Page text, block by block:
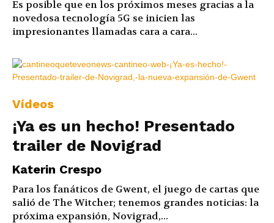
Es posible que en los próximos meses gracias a la
novedosa tecnología 5G se inicien las
impresionantes llamadas cara a cara...
Vídeos
¡Ya es un hecho! Presentado
trailer de Novigrad
Katerin Crespo
Para los fanáticos de Gwent, el juego de cartas que
salió de The Witcher; tenemos grandes noticias: la
próxima expansión, Novigrad,...